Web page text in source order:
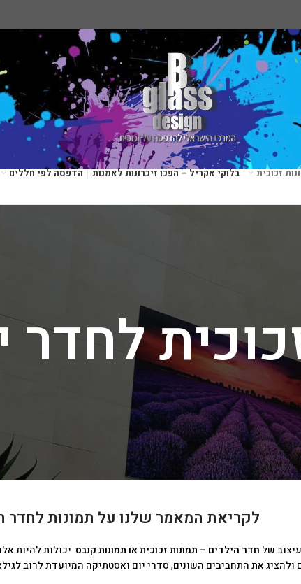
זכוכית בלוקי אקריל – הפכו זיכרונות לאמנות הדפסה לפי חללים
לחדר
לקריאת המאמר שלנו על תמונות לחדר
של חדר הילדים – תמונות זכוכית או תמונות קנבס יכולות להיות
ולהציג את התחביבים השונים, סדרי יום ואסטתיקה המיועדת לרוב